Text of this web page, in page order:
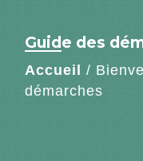
Guide des
Accueil /
démarches